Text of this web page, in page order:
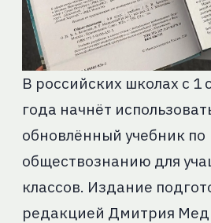
В российских школах с 1
года начнёт
обновлённый учебник по
обществознанию для
классов. Издание
редакцией Дмитрия